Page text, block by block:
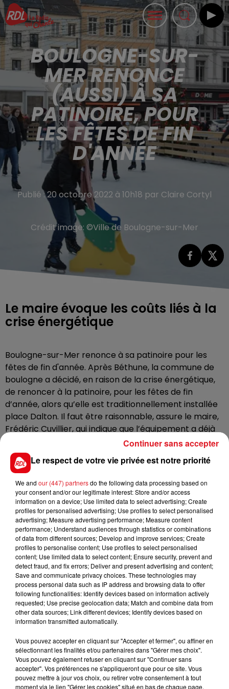
BOULOGNE-SUR-
MER RENONCE
(AUSSI) À SA
PATINOIRE, POUR
LES FÊTES DE FIN
D'ANNÉE
Publié : 20 octobre 2022 à 10h18 par Claire Cortyl
Crédit image: ©Ville de Boulogne-sur-Mer
Le maire évoque les coûts liés à la
crise énergétique
Boulogne-sur-Mer renonce à sa patinoire pour les
fêtes de fin d'année. Après Béthune, la commune de
boulogne a décidé, en raison de la crise énergétique,
de renoncer à la patinoire, pour les fêtes de fin
d’année, alors qu’elle est traditionnellement installée
place Dalton. Il faut être raisonnable, assure le maire,
Frédéric Cuvillier, qui indique que l’équipement a déjà
coute 6000 euros en énergie l’an dernier. Un prix qui
serait assurément doublé, cette année.
FIL D'ACTUS
15 juillet 2026
BÉTHUNE: ENQUÊTE POUR HOMICIDE
VOLONTAIRE EN COURS, APRÈS LA...
Selon les premiers éléments, le logement servait
à des prostituées
Le respect de votre vie privée est notre priorité
We and our (447) partnersdo the following data processing based on
your consent and/or our legitimate interest: Store and/or access
information on a device; Use limited data to select advertising; Create
profiles for personalised advertising; Use profiles to select personalised
advertising; Measure advertising performance; Measure content
performance; Understand audiences through statistics or combinations
of data from different sources; Develop and improve services; Create
profiles to personalise content; Use profiles to select personalised
content; Use limited data to select content; Ensure security, prevent and
detect fraud, and fix errors; Deliver and present advertising and content;
Save and communicate privacy choices. These technologies may
process personal data such as IP address and browsing data to offer
following functionalities: Identify devices based on information actively
requested; Use precise geolocation data; Match and combine data from
other data sources; Link different devices; Identify devices based on
information transmitted automatically.
Vous pouvez accepter en cliquant sur "Accepter et fermer", ou affiner en
sélectionnant les finalités et/ou partenaires dans "Gérer mes choix".
Vous pouvez également refuser en cliquant sur "Continuer sans
accepter". Vos préférences ne s'appliqueront que pour ce site. Vous
pouvez mettre à jour vos choix, ou retirer votre consentement à tout
moment via le lien "Gérer les cookies" situé en bas de chaque page.
Continuer sans accepter